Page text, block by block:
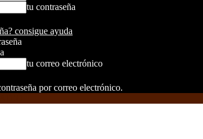
tu contraseña
consigue ayuda
tu correo electrónico
por correo electrónico.